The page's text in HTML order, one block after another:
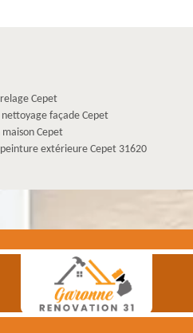
Cepet
façade Cepet
Cepet
extérieure Cepet 31620